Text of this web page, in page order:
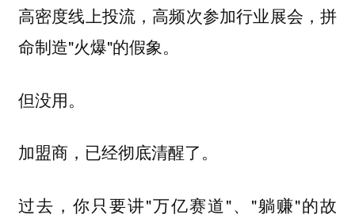
高密度线上投流，高频次参加行业展会，拼
命制造"火爆"的假象。
但没用。
加盟商，已经彻底清醒了。
过去，你只要讲"万亿赛道"、"躺赚"的故